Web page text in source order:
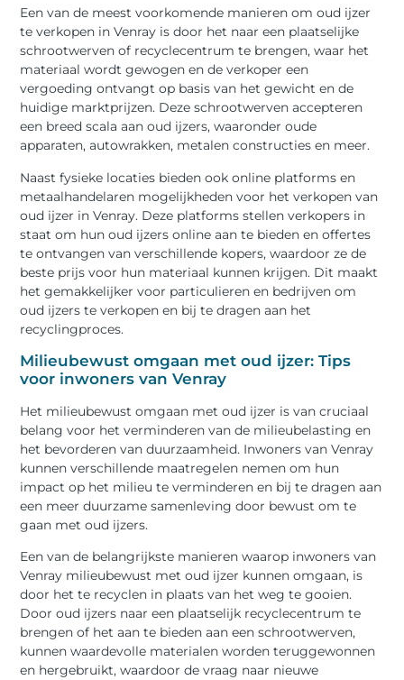
Een van de meest voorkomende manieren om oud ijzer
te verkopen in Venray is door het naar een plaatselijke
schrootwerven of recyclecentrum te brengen, waar het
materiaal wordt gewogen en de verkoper een
vergoeding ontvangt op basis van het gewicht en de
huidige marktprijzen. Deze schrootwerven accepteren
een breed scala aan oud ijzers, waaronder oude
apparaten, autowrakken, metalen constructies en meer.
Naast fysieke locaties bieden ook online platforms en
metaalhandelaren mogelijkheden voor het verkopen van
oud ijzer in Venray. Deze platforms stellen verkopers in
staat om hun oud ijzers online aan te bieden en offertes
te ontvangen van verschillende kopers, waardoor ze de
beste prijs voor hun materiaal kunnen krijgen. Dit maakt
het gemakkelijker voor particulieren en bedrijven om
oud ijzers te verkopen en bij te dragen aan het
recyclingproces.
Milieubewust omgaan met oud ijzer: Tips
voor inwoners van Venray
Het milieubewust omgaan met oud ijzer is van cruciaal
belang voor het verminderen van de milieubelasting en
het bevorderen van duurzaamheid. Inwoners van Venray
kunnen verschillende maatregelen nemen om hun
impact op het milieu te verminderen en bij te dragen aan
een meer duurzame samenleving door bewust om te
gaan met oud ijzers.
Een van de belangrijkste manieren waarop inwoners van
Venray milieubewust met oud ijzer kunnen omgaan, is
door het te recyclen in plaats van het weg te gooien.
Door oud ijzers naar een plaatselijk recyclecentrum te
brengen of het aan te bieden aan een schrootwerven,
kunnen waardevolle materialen worden teruggewonnen
en hergebruikt, waardoor de vraag naar nieuwe